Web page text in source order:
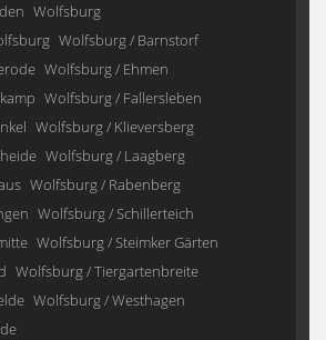
Wolfsburg
Wolfsburg / Barnstorf
Wolfsburg / Ehmen
Wolfsburg / Fallersleben
Wolfsburg / Klieversberg
Wolfsburg / Laagberg
Wolfsburg / Rabenberg
Wolfsburg / Schillerteich
Wolfsburg / Steimker Gärten
Wolfsburg / Tiergartenbreite
Wolfsburg / Westhagen